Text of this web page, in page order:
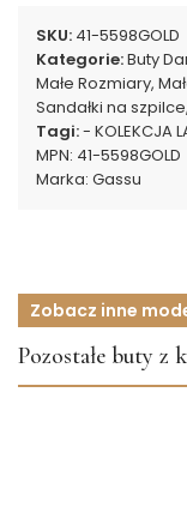
SKU: 41-5598GOLD
Kategorie:Buty
Małe Rozmiary,
Sandałki na szpilce,
Tagi:- KOLEKCJA
MPN: 41-5598GOLD
Marka: Gassu
Zobacz inne
Pozostałe buty z